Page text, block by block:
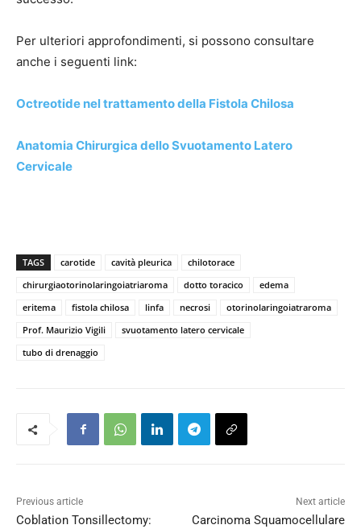
Per ulteriori approfondimenti, si possono consultare
anche i seguenti link:
Octreotide nel trattamento della Fistola Chilosa
Anatomia Chirurgica dello Svuotamento Latero
Cervicale
TAGS carotide cavità pleurica
chilotorace
chirurgiaotorinolaringoiatriaroma
dotto toracico
edema
eritema
fistola chilosa linfa necrosi
otorinolaringoiatraroma
Prof. Maurizio Vigili
svuotamento latero cervicale
tubo di drenaggio
Previous article
Coblation Tonsillectomy:
Next article
Carcinoma Squamocellulare